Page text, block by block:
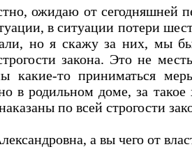
ожидаю от сегодняшней
в ситуации потери
но я скажу за них, мы
закона. Это не
какие-то приниматься
в родильном доме, за
по всей строгости
а вы чего от